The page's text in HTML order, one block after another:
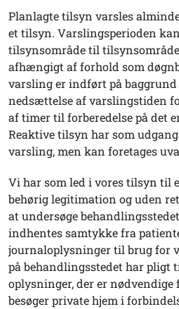
Planlagte tilsyn varsles
et tilsyn. Varslingsperioden
tilsynsområde til
afhængigt af forhold som
varsling er indført på
nedsættelse af varslingstiden
af timer til forberedelse på det
Reaktive tilsyn har som
varsling, men kan foretages
Vi har som led i vores tilsyn til
behørig legitimation og uden
at undersøge
indhentes samtykke fra
journaloplysninger til brug for
på behandlingsstedet har pligt
oplysninger, der er
besøger private hjem i